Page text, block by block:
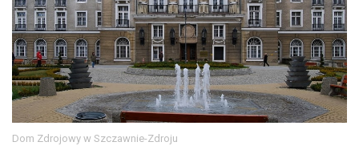
Dom Zdrojowy w Szczawnie-Zdroju